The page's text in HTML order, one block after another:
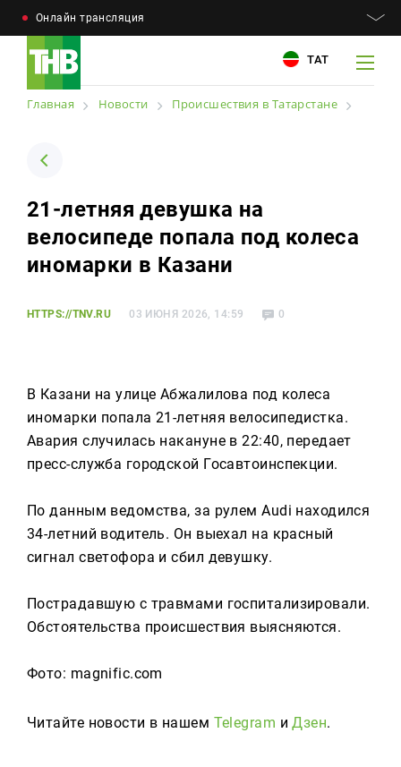
Онлайн трансляция
ТАТ
Новости
Для связи
reception@tnvtv.ru
Для связи
+7 (843) 570−50−00
Главная Новости Происшествия в Татарстане
21-летняя девушка на
велосипеде попала под колеса
иномарки в Казани
HTTPS://TNV.RU 03 ИЮНЯ 2026, 14:59 0
В Казани на улице Абжалилова под колеса
иномарки попала 21-летняя велосипедистка.
Авария случилась накануне в 22:40, передает
пресс-служба городской Госавтоинспекции.
По данным ведомства, за рулем Audi находился
34-летний водитель. Он выехал на красный
сигнал светофора и сбил девушку.
Пострадавшую с травмами госпитализировали.
Обстоятельства происшествия выясняются.
Фото: magnific.com
Читайте новости в нашем Telegram иДзен.